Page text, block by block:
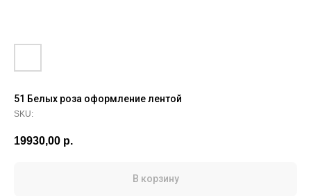
51 Белых роза оформление лентой
SKU:
19930,00 р.
В корзину